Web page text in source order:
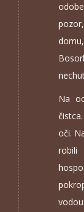
Na
oči.
robili